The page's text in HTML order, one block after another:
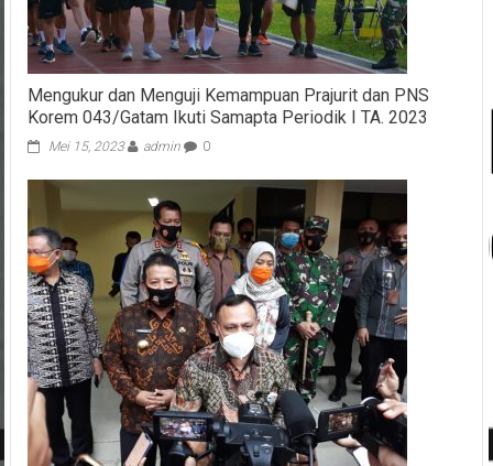
Mengukur dan Menguji Kemampuan Prajurit dan PNS
Korem 043/Gatam Ikuti Samapta Periodik I TA. 2023
Mei 15, 2023 admin 0